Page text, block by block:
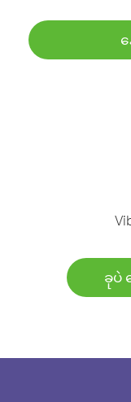
ခုပဲ